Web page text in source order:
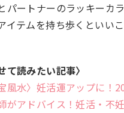
パートナーのラッキーカ
イテムを持ち歩くといい
て読みたい記事〉
風水〉妊活運アップに
がアドバイス！妊活・不